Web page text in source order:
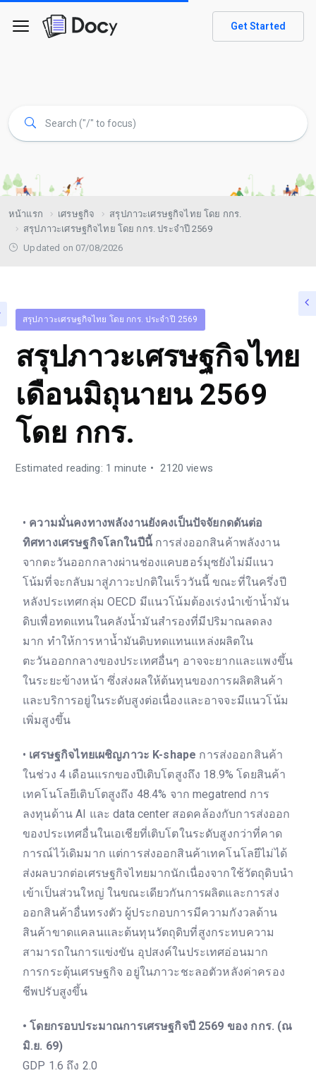
Get Started
หน้าแรก เศรษฐกิจ
สรุปภาวะเศรษฐกิจไทย โดย กกร.
สรุปภาวะเศรษฐกิจไทย โดย กกร. ประจำปี 2569
Updated on 07/08/2026
สรุปภาวะเศรษฐกิจไทย โดย กกร. ประจำปี 2569
สรุปภาวะเศรษฐกิจไทย
เดือนมิถุนายน 2569
โดย กกร.
Estimated reading: 1 minute 2120 views
• ความมั่นคงทางพลังงานยังคงเป็นปัจจัยกดดันต่อ
ทิศทางเศรษฐกิจโลกในปีนี้การส่งออกสินค้าพลังงาน
จากตะวันออกกลางผ่านช่องแคบฮอร์มุซยังไม่มีแนว
โน้มที่จะกลับมาสู่ภาวะปกติในเร็ววันนี้ ขณะที่ในครึ่งปี
หลังประเทศกลุ่ม OECD มีแนวโน้มต้องเร่งนำเข้าน้ำมัน
ดิบเพื่อทดแทนในคลังน้ำมันสำรองที่มีปริมาณลดลง
มาก ทำให้การหาน้ำมันดิบทดแทนแหล่งผลิตใน
ตะวันออกกลางของประเทศอื่นๆ อาจจะยากและแพงขึ้น
ในระยะข้างหน้า ซึ่งส่งผลให้ต้นทุนของการผลิตสินค้า
และบริการอยู่ในระดับสูงต่อเนื่องและอาจจะมีแนวโน้ม
เพิ่มสูงขึ้น
• เศรษฐกิจไทยเผชิญภาวะ K-shape การส่งออกสินค้า
ในช่วง 4 เดือนแรกของปีเติบโตสูงถึง 18.9% โดยสินค้า
เทคโนโลยีเติบโตสูงถึง 48.4% จาก megatrend การ
ลงทุนด้าน AI และ data center สอดคล้องกับการส่งออก
ของประเทศอื่นในเอเชียที่เติบโตในระดับสูงกว่าที่คาด
การณ์ไว้เดิมมาก แต่การส่งออกสินค้าเทคโนโลยีไม่ได้
ส่งผลบวกต่อเศรษฐกิจไทยมากนักเนื่องจากใช้วัตถุดิบนำ
เข้าเป็นส่วนใหญ่ ในขณะเดียวกันการผลิตและการส่ง
ออกสินค้าอื่นทรงตัว ผู้ประกอบการมีความกังวลด้าน
สินค้าขาดแคลนและต้นทุนวัตถุดิบที่สูงกระทบความ
สามารถในการแข่งขัน อุปสงค์ในประเทศอ่อนมาก
การกระตุ้นเศรษฐกิจ อยู่ในภาวะชะลอตัวหลังค่าครอง
ชีพปรับสูงขึ้น
• โดยกรอบประมาณการเศรษฐกิจปี 2569 ของ กกร. (ณ
มิ.ย. 69)
GDP 1.6 ถึง 2.0